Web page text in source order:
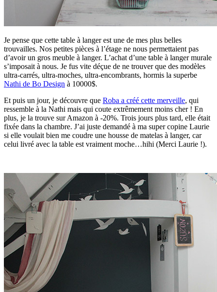
Je pense que cette table à langer est une de mes plus belles
trouvailles. Nos petites pièces à l’étage ne nous permettaient pas
d’avoir un gros meuble à langer. L’achat d’une table à langer murale
s’imposait à nous. Je fus vite déçue de ne trouver que des modèles
ultra-carrés, ultra-moches, ultra-encombrants, hormis la superbe
Nathi de Bo Design à 10000$.
Et puis un jour, je découvre que Roba a créé cette merveille, qui
ressemble à la Nathi mais qui coute extrêmement moins cher ! En
plus, je la trouve sur Amazon à -20%. Trois jours plus tard, elle était
fixée dans la chambre. J’ai juste demandé à ma super copine Laurie
si elle voulait bien me coudre une housse de matelas à langer, car
celui livré avec la table est vraiment moche…hihi (Merci Laurie !).